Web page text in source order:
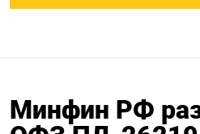
Минфин РФ